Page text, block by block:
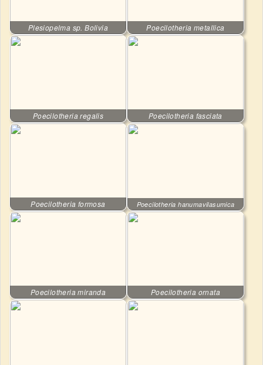
Plesiopelma sp. Bolivia Poecilotheria metallica
Poecilotheria regalis Poecilotheria fasciata
Poecilotheria formosa Poecilotheria hanumavilasumica
Poecilotheria miranda Poecilotheria ornata